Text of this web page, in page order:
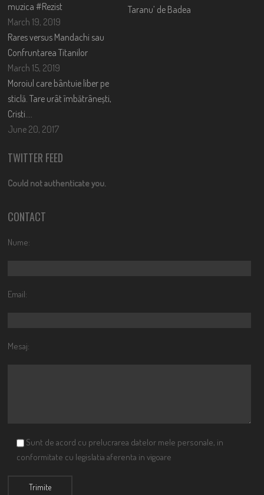
muzica #Rezist
March 19, 2019
Rares versus Mandachi sau
Confruntarea Titanilor
March 15, 2019
Moroiul care bântuie liber pe
sticlă. Tare urât îmbătrânești,
Cristi….
June 20, 2017
Taranu’ de Badea
TWITTER FEED
Could not authenticate you.
CONTACT
Nume:
Email:
Mesaj:
Sunt de acord cu prelucrarea datelor mele personale, in
conformitate cu legislatia aferenta in vigoare